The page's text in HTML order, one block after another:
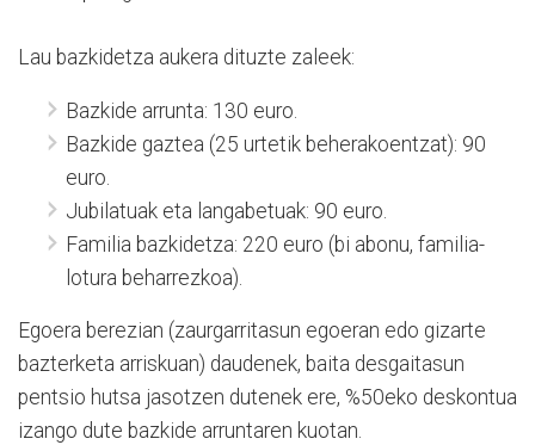
Lau bazkidetza aukera dituzte zaleek:
Bazkide arrunta: 130 euro.
Bazkide gaztea (25 urtetik beherakoentzat): 90
euro.
Jubilatuak eta langabetuak: 90 euro.
Familia bazkidetza: 220 euro (bi abonu, familia-
lotura beharrezkoa).
Egoera berezian (zaurgarritasun egoeran edo gizarte
bazterketa arriskuan) daudenek, baita desgaitasun
pentsio hutsa jasotzen dutenek ere, %50eko deskontua
izango dute bazkide arruntaren kuotan.